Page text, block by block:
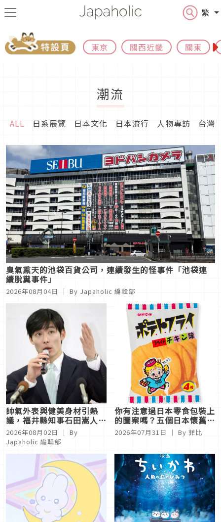
繁
東京 關西近畿 關東
潮流
ALL 日系展覽 日本文化 日本流行 人物專訪 台灣
臭氣熏天的池袋百貨公司，連續發生的怪事件「池袋連
續脫糞事件」
2026年08月04日 ｜ By Japaholic 編輯部
帥氣外表與健美身材引熱
議，福井縣知事石田嵩人被
封為「日本最帥知事」
2026年08月02日
｜ By
Japaholic 編輯部
你有注意過日本零食包裝上
的圖案嗎？五個日本懷舊零
食吉祥物
2026年07月31日 ｜ By 菲比